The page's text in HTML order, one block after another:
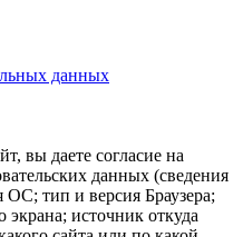
данных
вы даете согласие на
данных (сведения
тип и версия Браузера;
экрана; источник откуда